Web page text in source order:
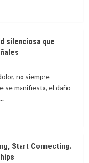
silenciosa que
no siempre
se manifiesta, el daño
Start Connecting: